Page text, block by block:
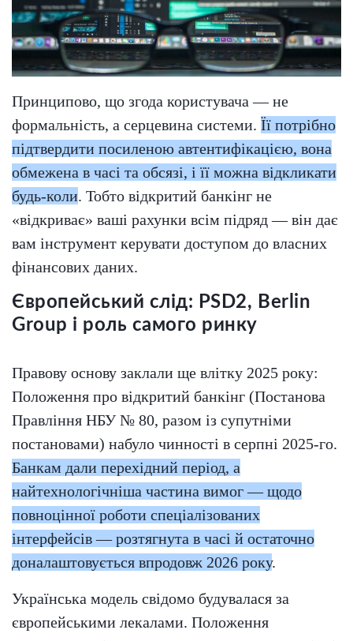
Принципово, що згода користувача — не
формальність, а серцевина системи. Її потрібно
підтвердити посиленою автентифікацією, вона
обмежена в часі та обсязі, і її можна відкликати
будь-коли. Тобто відкритий банкінг не
«відкриває» ваші рахунки всім підряд — він дає
вам інструмент керувати доступом до власних
фінансових даних.
Європейський слід: PSD2, Berlin
Group і роль самого ринку
Правову основу заклали ще влітку 2025 року:
Положення про відкритий банкінг (Постанова
Правління НБУ № 80, разом із супутніми
постановами) набуло чинності в серпні 2025-го.
Банкам дали перехідний період, а
найтехнологічніша частина вимог — щодо
повноцінної роботи спеціалізованих
інтерфейсів — розтягнута в часі й остаточно
доналаштовується впродовж 2026 року.
Українська модель свідомо будувалася за
європейськими лекалами. Положення